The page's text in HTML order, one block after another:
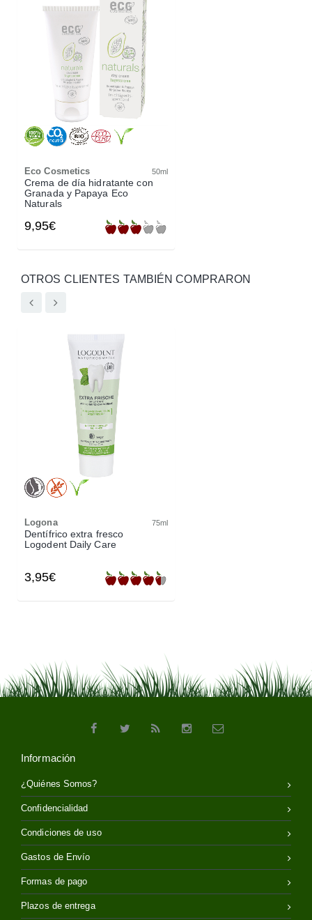
Eco Cosmetics 50ml
Crema de día hidratante con
Granada y Papaya Eco
Naturals
9,95€
OTROS CLIENTES TAMBIÉN COMPRARON
Logona 75ml
Dentífrico extra fresco
Logodent Daily Care
3,95€
Información
¿Quiénes Somos?
Confidencialidad
Condiciones de uso
Gastos de Envío
Formas de pago
Plazos de entrega